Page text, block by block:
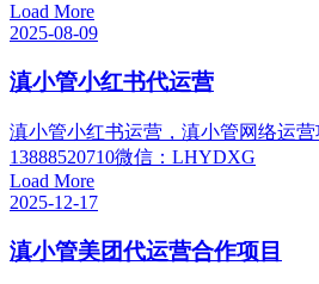
Load More
2025-08-09
滇小管小红书代运营
滇小管小红书运营，滇小管网络运营
13888520710微信：LHYDXG
Load More
2025-12-17
滇小管美团代运营合作项目